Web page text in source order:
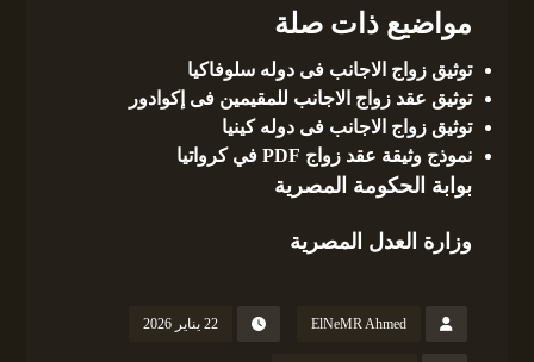
مواضيع ذات صلة
توثيق زواج الاجانب فى دوله سلوفاكيا
توثيق عقد زواج الاجانب للمقيمين فى إكوادور
توثيق زواج الاجانب فى دوله كينيا
نموذج وثيقة عقد زواج PDF في كرواتيا
بوابة الحكومة المصرية
وزارة العدل المصرية
ElNeMR Ahmed 22 يناير 2026